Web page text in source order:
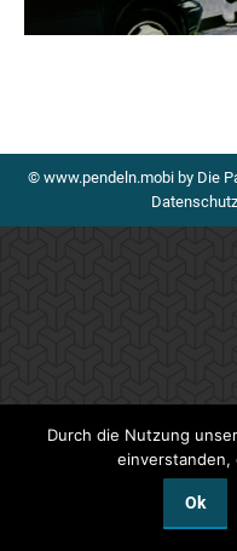
© www.pendeln.mobi by Die
Datenschutz
Durch die Nutzung
einverstanden,
Ok